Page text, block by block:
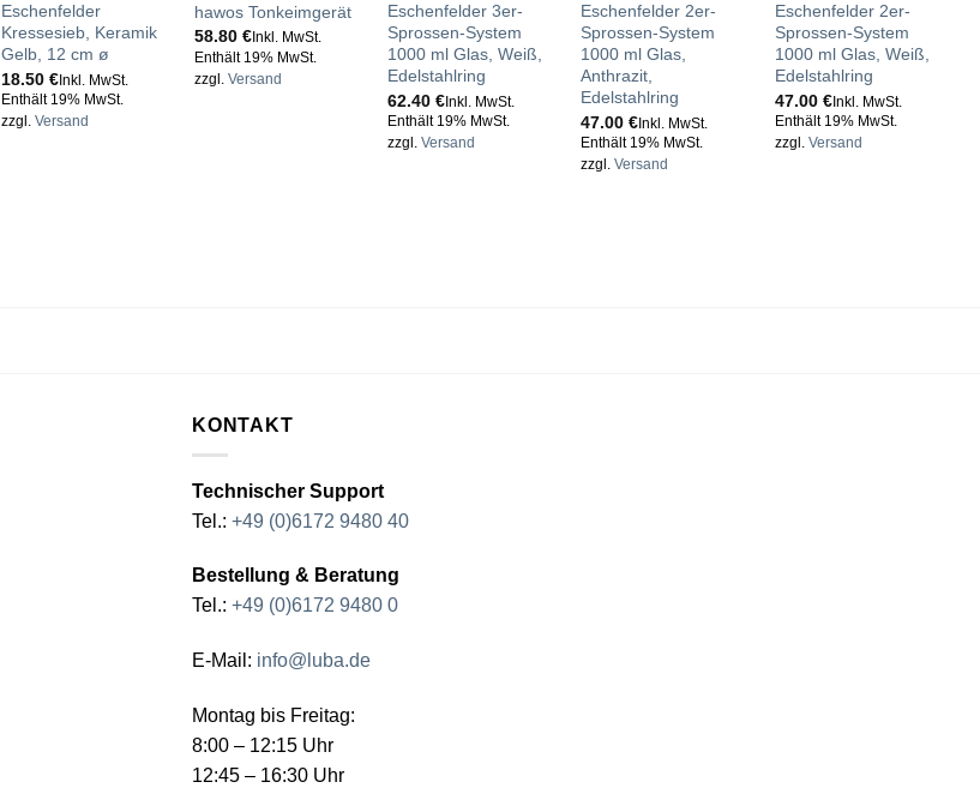
Eschenfelder
Kressesieb, Keramik
Gelb, 12 cm ø
18.50 €Inkl. MwSt.
Enthält 19% MwSt.
zzgl. Versand
hawos Tonkeimgerät
58.80€ Inkl. MwSt.
Enthält 19% MwSt.
zzgl.Versand
Eschenfelder 3er-
Sprossen-System
1000 ml Glas, Weiß,
Edelstahlring
62.40€ Inkl. MwSt.
Enthält 19% MwSt.
zzgl.Versand
Eschenfelder 2er-
Sprossen-System
1000 ml Glas,
Anthrazit,
Edelstahlring
47.00€ Inkl. MwSt.
Enthält 19% MwSt.
zzgl.Versand
Eschenfelder 2er-
Sprossen-System
1000 ml Glas, Weiß,
Edelstahlring
47.00 €Inkl. MwSt.
Enthält 19% MwSt.
zzgl. Versand
KONTAKT
Technischer Support
Tel.: +49 (0)6172 9480 40
Bestellung & Beratung
Tel.: +49 (0)6172 9480 0
E-Mail: info@luba.de
Montag bis Freitag:
8:00 – 12:15 Uhr
12:45 – 16:30 Uhr